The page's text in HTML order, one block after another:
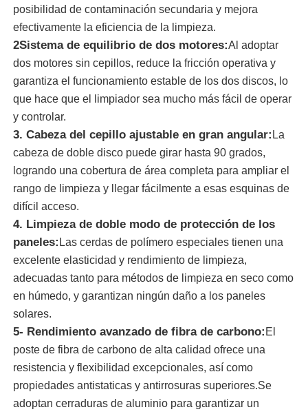
Todos los casos
Solicitar una cotización
escobilla del panel solar
pincel giratorio para paneles solares
Cepillo de lavado para paneles solares
Brush de rodillo para paneles solares
Herramientas para limpiar paneles solares
Equipo de lavado de paneles solares
Pollo alimentado con agua
posibilidad de contaminación secundaria y mejora
efectivamente la eficiencia de la limpieza.
2Sistema de equilibrio de dos motores:Al adoptar
dos motores sin cepillos, reduce la fricción operativa y
garantiza el funcionamiento estable de los dos discos, lo
que hace que el limpiador sea mucho más fácil de operar
y controlar.
3. Cabeza del cepillo ajustable en gran angular: La
cabeza de doble disco puede girar hasta 90 grados,
logrando una cobertura de área completa para ampliar el
rango de limpieza y llegar fácilmente a esas esquinas de
difícil acceso.
4. Limpieza de doble modo de protección de los
paneles: Las cerdas de polímero especiales tienen una
excelente elasticidad y rendimiento de limpieza,
adecuadas tanto para métodos de limpieza en seco como
en húmedo, y garantizan ningún daño a los paneles
solares.
5- Rendimiento avanzado de fibra de carbono: El
poste de fibra de carbono de alta calidad ofrece una
resistencia y flexibilidad excepcionales, así como
propiedades antistaticas y antirrosuras superiores.Se
adoptan cerraduras de aluminio para garantizar un